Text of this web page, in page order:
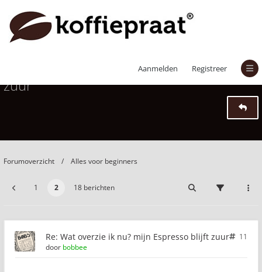
Aanmelden Registreer
Wat overzie ik nu? mijn Espresso blijft
zuur
Forumoverzicht Alles voor beginners
1 2 18 berichten
Re: Wat overzie ik nu? mijn Espresso blijft zuur
11
door bobbee